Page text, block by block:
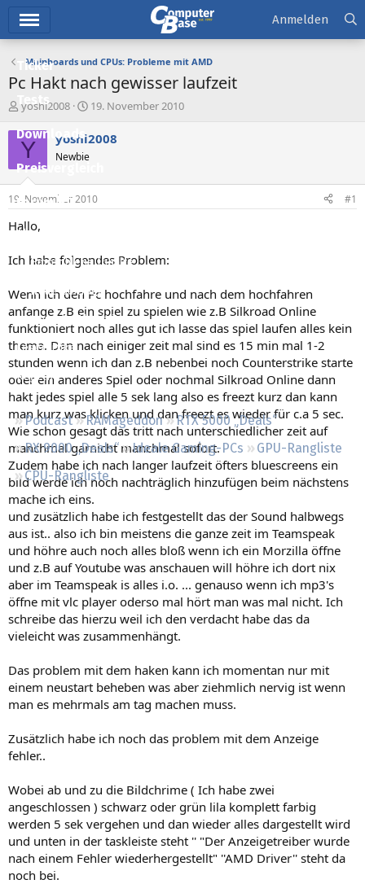
Ticker
Tests
Downloads
Preisvergleich
Forum
Aktuelles
Empfohlene Inhalte
Neue Beiträge
Neueste Aktivitäten
Leserartikel
Regeln
Podcast RAMageddon
RTX 5000 „Deals“
RX 9000 „Deals“
Ideale Gaming-PCs
GPU-Rangliste
CPU-Rangliste
Anmelden
Mainboards und CPUs: Probleme mit AMD
Pc Hakt nach gewisser laufzeit
E
s
t
e
e
r
yoshi2008
E
s
l
t
19. November 2010
Y yoshi2008
Newbie
19. November 2010 #1
Hallo,
Ich habe folgendes Problem:
Wenn ich den Pc hochfahre und nach dem hochfahren
anfange z.B ein spiel zu spielen wie z.B Silkroad Online
funktioniert noch alles gut ich lasse das spiel laufen alles kein
thema. Dan nach einiger zeit mal sind es 15 min mal 1-2
stunden wenn ich dan z.B nebenbei noch Counterstrike starte
oder ein anderes Spiel oder nochmal Silkroad Online dann
hakt jedes spiel alle 5 sek lang also es freezt kurz dan kann
man kurz was klicken und dan freezt es wieder für c.a 5 sec.
Wie schon gesagt das tritt nach unterschiedlicher zeit auf
manchmal garnicht manchmal sofort.
Zudem habe ich nach langer laufzeit öfters bluescreens ein
bild werde ich noch nachträglich hinzufügen beim nächstens
mache ich eins.
und zusätzlich habe ich festgestellt das der Sound halbwegs
aus ist.. also ich bin meistens die ganze zeit im Teamspeak
und höhre auch noch alles bloß wenn ich ein Morzilla öffne
und z.B auf Youtube was anschauen will höhre ich dort nix
aber im Teamspeak is alles i.o. ... genauso wenn ich mp3's
öffne mit vlc player oderso mal hört man was mal nicht. Ich
schreibe das hierzu weil ich den verdacht habe das da
vieleicht was zusammenhängt.
Das problem mit dem haken kann ich momentan nur mit
einem neustart beheben was aber ziehmlich nervig ist wenn
man es mehrmals am tag machen muss.
Zusätzlich habe ich noch das problem mit dem Anzeige
fehler..
Wobei ab und zu die Bildchrime ( Ich habe zwei
angeschlossen ) schwarz oder grün lila komplett farbig
werden 5 sek vergehen und dan wieder alles dargestellt wird
und unten in der taskleiste steht '' "Der Anzeigetreiber wurde
nach einem Fehler wiederhergestellt" ''AMD Driver'' steht da
noch bei.